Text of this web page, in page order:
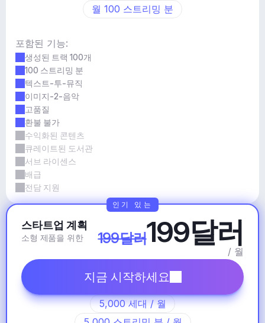
월 100 스트리밍 분
포함된 기능:
생성된 트랙 100개
100 스트리밍 분
텍스트-투-뮤직
이미지-2-음악
고품질
환불 불가
수익화된 콘텐츠
큐레이트된 도서관
서브 라이센스
배급
전담 지원
스타트업 계획
소형 제품을 위한 199달러199달러
/ 월
지금 시작하세요
5,000 세대 / 월
인기 있는